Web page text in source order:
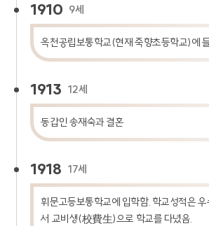
1910 9세
옥천공립보통학교(현재 죽향초등학교)에
1913 12세
동갑인 송재숙과 결혼
1918 17세
휘문고등보통학교에 입학함. 학교성적은
서 교비생(校費生)으로 학교를 다녔음.